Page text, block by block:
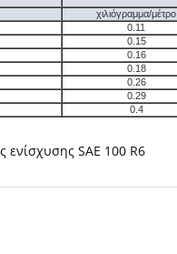
χιλιόγραμμα/μέτρο
0.11
0.15
0.16
0.18
0.26
0.29
0.4
ενίσχυσης SAE 100 R6